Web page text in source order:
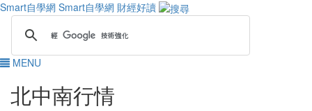
Smart自學網 Smart自學網 財經好讀
MENU
北中南行情